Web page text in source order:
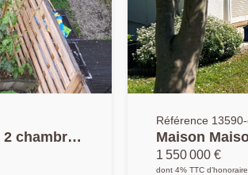
Référence
Maison
1 550 000 €
dont 4% TTC